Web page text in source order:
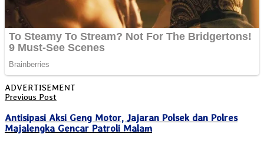
ADVERTISEMENT
Previous Post
Antisipasi Aksi Geng Motor, Jajaran Polsek dan Polres
Majalengka Gencar Patroli Malam